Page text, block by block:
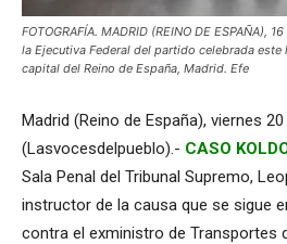
FOTOGRAFÍA. MADRID (REINO DE ESPAÑA),
la Ejecutiva Federal del partido celebrada este
capital del Reino de España, Madrid. Efe
Madrid (Reino de España), viernes
(Lasvocesdelpueblo).- CASO
Sala Penal del Tribunal Supremo,
instructor de la causa que se sigue
contra el exministro de Transportes